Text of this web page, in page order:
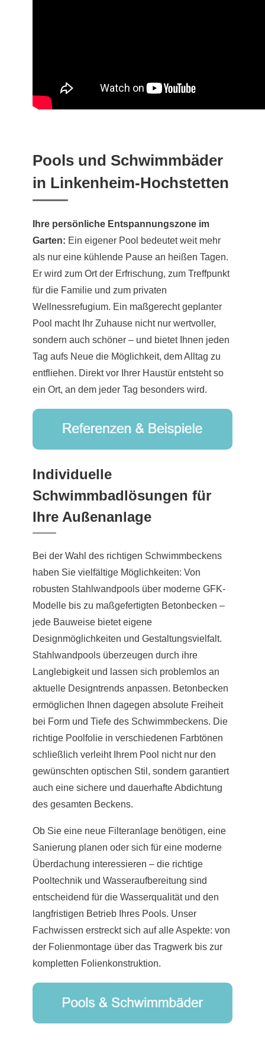
Pools und Schwimmbäder
in Linkenheim-Hochstetten
Ihre persönliche Entspannungszone im
Garten: Ein eigener Pool bedeutet weit mehr
als nur eine kühlende Pause an heißen Tagen.
Er wird zum Ort der Erfrischung, zum Treffpunkt
für die Familie und zum privaten
Wellnessrefugium. Ein maßgerecht geplanter
Pool macht Ihr Zuhause nicht nur wertvoller,
sondern auch schöner – und bietet Ihnen jeden
Tag aufs Neue die Möglichkeit, dem Alltag zu
entfliehen. Direkt vor Ihrer Haustür entsteht so
ein Ort, an dem jeder Tag besonders wird.
Individuelle
Schwimmbadlösungen für
Ihre Außenanlage
Bei der Wahl des richtigen Schwimmbeckens
haben Sie vielfältige Möglichkeiten: Von
robusten Stahlwandpools über moderne GFK-
Modelle bis zu maßgefertigten Betonbecken –
jede Bauweise bietet eigene
Designmöglichkeiten und Gestaltungsvielfalt.
Stahlwandpools überzeugen durch ihre
Langlebigkeit und lassen sich problemlos an
aktuelle Designtrends anpassen. Betonbecken
ermöglichen Ihnen dagegen absolute Freiheit
bei Form und Tiefe des Schwimmbeckens. Die
richtige Poolfolie in verschiedenen Farbtönen
schließlich verleiht Ihrem Pool nicht nur den
gewünschten optischen Stil, sondern garantiert
auch eine sichere und dauerhafte Abdichtung
des gesamten Beckens.
Ob Sie eine neue Filteranlage benötigen, eine
Sanierung planen oder sich für eine moderne
Überdachung interessieren – die richtige
Pooltechnik und Wasseraufbereitung sind
entscheidend für die Wasserqualität und den
langfristigen Betrieb Ihres Pools. Unser
Fachwissen erstreckt sich auf alle Aspekte: von
der Folienmontage über das Tragwerk bis zur
kompletten Folienkonstruktion.